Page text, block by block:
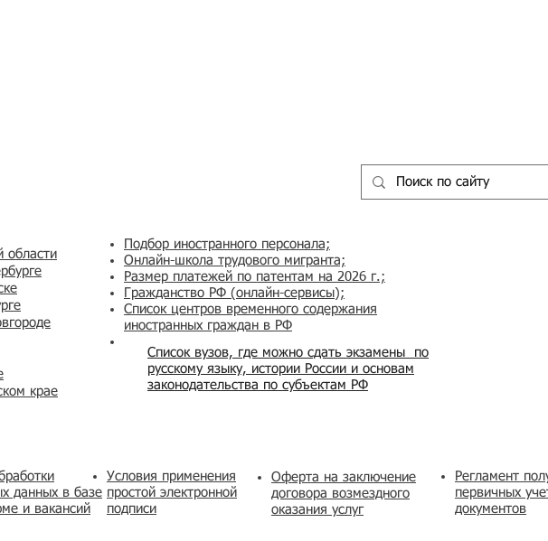
области
крае
данных в базе
и вакансий
Список вузов, где можно сдать экзамены по
русскому языку, истории России и основам
законодательства по субъектам РФ
Подбор иностранного персонала;
Онлайн-школа трудового мигранта;
Размер платежей по патентам на 2026 г.;
Гражданство РФ (онлайн-сервисы);
Список центров временного содержания
иностранных граждан в РФ
Условия применения
простой электронной
подписи
​Оферта на заключение
договора возмездного
оказания услуг
Регламент
первичных
документов